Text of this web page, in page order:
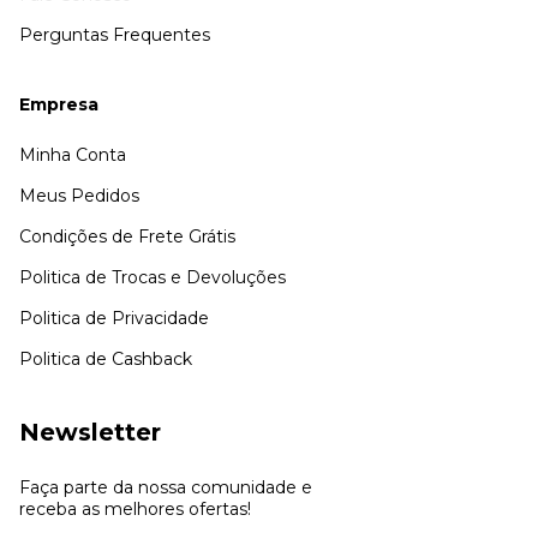
Perguntas Frequentes
Empresa
Minha Conta
Meus Pedidos
Condições de Frete Grátis
Politica de Trocas e Devoluções
Politica de Privacidade
Politica de Cashback
Newsletter
Faça parte da nossa comunidade e
receba as melhores ofertas!